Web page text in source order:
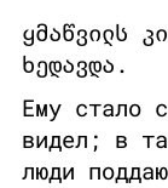
ყმაწვილს
ხედავდა.
Ему стало
видел; в
люди